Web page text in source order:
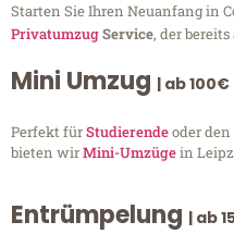
Starten Sie Ihren Neuanfang in
PrivatumzugService, der
Mini Umzug | ab 100€
Perfekt fürStudierendeoder
bieten wirMini-Umzügein
Entrümpelung | ab